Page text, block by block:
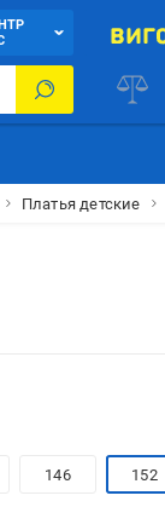
Платья детские
146 152